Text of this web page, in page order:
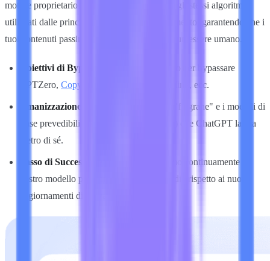
motore proprietario "Anti-AI" è addestrato sugli stessi algoritmi
utilizzati dalle principali piattaforme di rilevamento, garantendo che i
tuoi contenuti passino sempre come scritti da un essere umano.
Obiettivi di Bypass Specifici
: Ottimizzato per bypassare
GPTZero, Copyleaks , Sapling, ecc.
Umanizzazione Profonda
: Rimuove le "filigrane" e i modelli di
frase prevedibili (perplessità & burstiness) che ChatGPT lascia
dietro di sé.
Tasso di Successo del 99%
: Aggiorniamo continuamente il
nostro modello per rimanere all'avanguardia rispetto ai nuovi
aggiornamenti di rilevamento AI.